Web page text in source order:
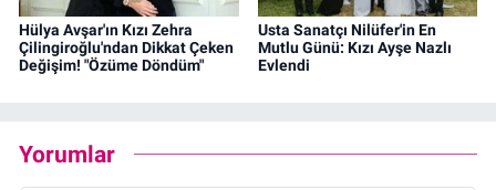
Hülya Avşar'ın Kızı Zehra
Çilingiroğlu'ndan Dikkat Çeken
Değişim! "Özüme Döndüm"
Usta Sanatçı Nilüfer'in En
Mutlu Günü: Kızı Ayşe Nazlı
Evlendi
Yorumlar